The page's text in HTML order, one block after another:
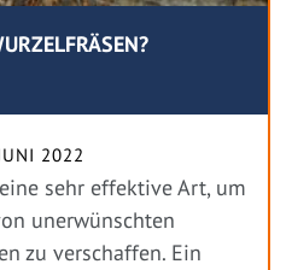
2022
sehr effektive Art, um
unerwünschten
zu verschaffen. Ein